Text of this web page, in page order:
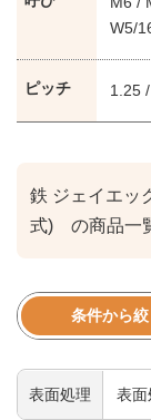
W5/
ピッチ 1.25
鉄 ジェイエッ
式) の商品一
条件から
表面処理